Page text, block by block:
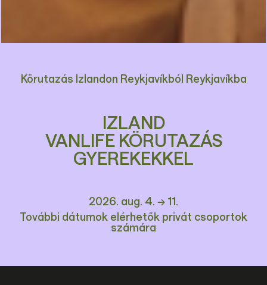
Körutazás Izlandon Reykjavíkból Reykjavíkba
IZLAND
VANLIFE KÖRUTAZÁS
GYEREKEKKEL
2026. aug. 4. → 11.
További dátumok elérhetők privát csoportok
számára